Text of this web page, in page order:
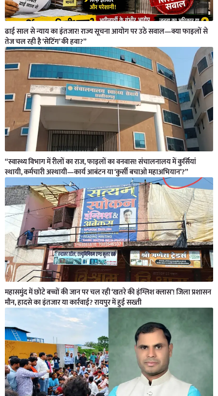
ढाई साल से न्याय का इंतजार! राज्य सूचना आयोग पर उठे सवाल—क्या फाइलों से
तेज चल रही है ‘सेटिंग’ की हवा?”
“स्वास्थ्य विभाग में रीलों का राज, फाइलों का वनवास! संचालनालय में कुर्सियां
स्थायी, कर्मचारी अस्थायी—कार्य आबंटन या ‘कुर्सी बचाओ महाअभियान’?”
महासमुंद में छोटे बच्चों की जान पर चल रही ‘खतरे की इंग्लिश क्लास’! जिला प्रशासन
मौन, हादसे का इंतजार या कार्रवाई? रायपुर में हुई सख्ती